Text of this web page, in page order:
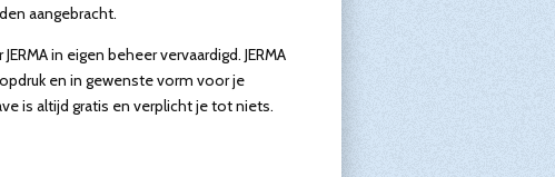
aangebracht.
in eigen beheer vervaardigd. JERMA
en in gewenste vorm voor je
is altijd gratis en verplicht je tot niets.